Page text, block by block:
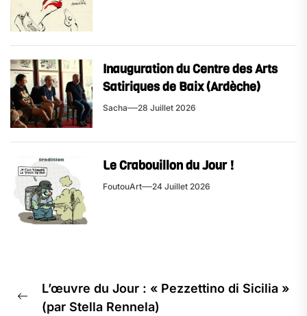
Inauguration du Centre des Arts
Satiriques de Baix (Ardèche)
Sacha 28 Juillet 2026
Le Crabouillon du Jour !
FoutouArt 24 Juillet 2026
dePrevious
L’œuvre du Jour : « Pezzettino di Sicilia »
(par Stella Rennela)